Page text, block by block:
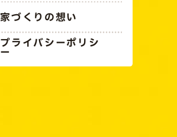
家づくりの想い
プライバシーポリシ
ー